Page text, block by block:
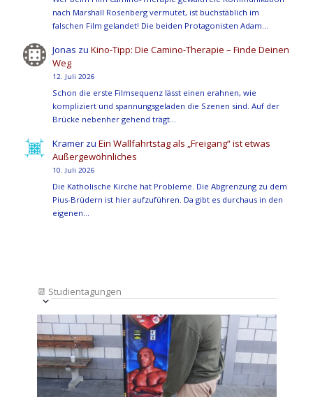
nach Marshall Rosenberg vermutet, ist buchstäblich im
falschen Film gelandet! Die beiden Protagonisten Adam…
Jonas zuKino-Tipp: Die Camino-Therapie – Finde Deinen
Weg
12. Juli 2026
Schon die erste Filmsequenz lässt einen erahnen, wie
kompliziert und spannungsgeladen die Szenen sind. Auf der
Brücke nebenher gehend trägt…
Kramer zuEin Wallfahrtstag als „Freigang“ ist etwas
Außergewöhnliches
10. Juli 2026
Die Katholische Kirche hat Probleme. Die Abgrenzung zu dem
Pius-Brüdern ist hier aufzuführen. Da gibt es durchaus in den
eigenen…
📆 Studientagungen
Ansichten-
Navigation
Veranstaltung
Ansichten-
Navigation
Datum
auswählen.
List
of
Veranstaltungen
in
Photo
View